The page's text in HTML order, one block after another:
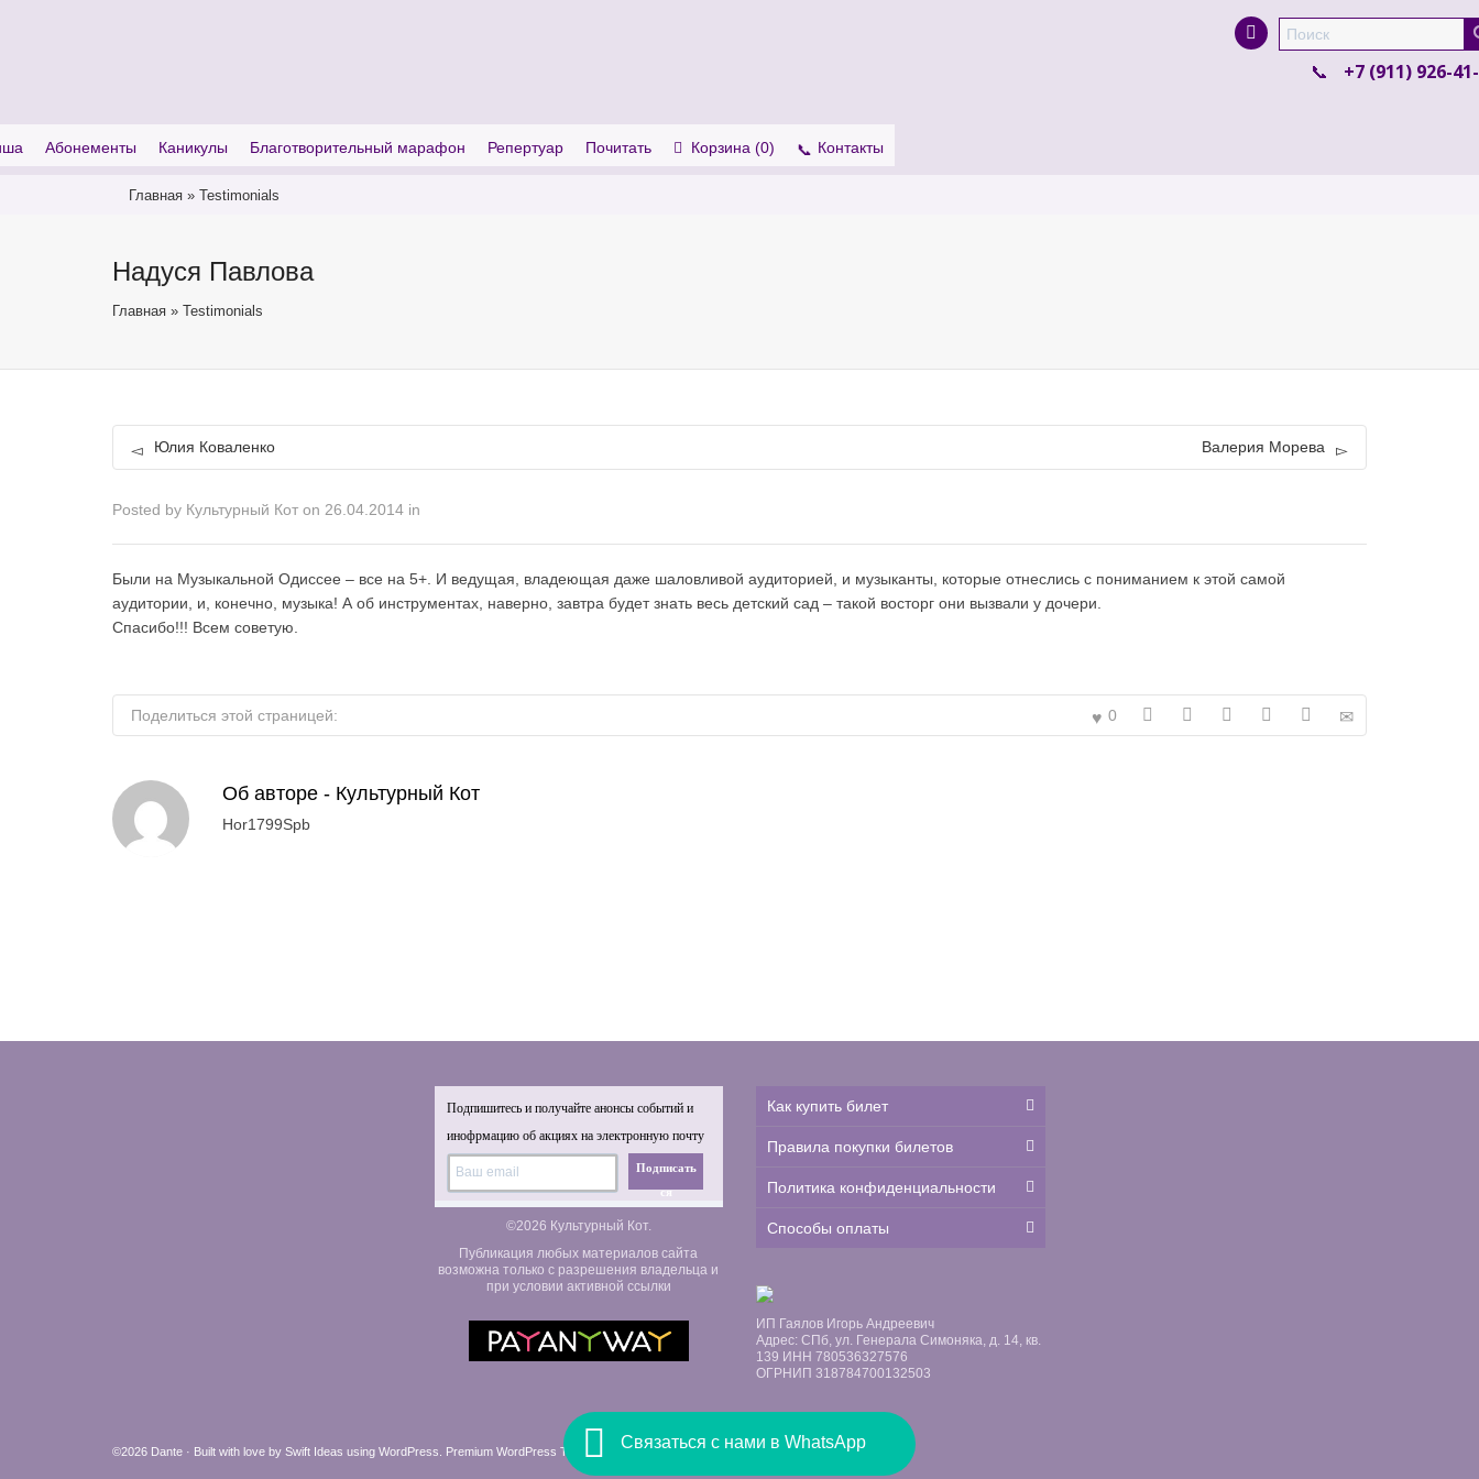
+7 (911) 926-
Абонементы Каникулы Благотворительный марафон Репертуар Почитать Корзина (0) Контакты
Главная » Testimonials
Связаться с нами в WhatsApp
Надуся Павлова
Главная » Testimonials
Юлия Коваленко Валерия Морева
Posted by Культурный Кот on 26.04.2014 in
Были на Музыкальной Одиссее – все на 5+. И ведущая, владеющая даже шаловливой аудиторией, и музыканты, которые отнеслись с пониманием к этой самой
аудитории, и, конечно, музыка! А об инструментах, наверно, завтра будет знать весь детский сад – такой восторг они вызвали у дочери.
Спасибо!!! Всем советую.
Поделиться этой страницей: 0
Об авторе - Культурный Кот
Hor1799Spb
Подпишитесь и получайте анонсы событий и
инофрмацию об акциях на электронную почту
Подписать
ся
©2026 Культурный Кот.
Публикация любых материалов сайта
возможна только с разрешения владельца и
при условии активной ссылки
Как купить билет
Правила покупки билетов
Политика конфиденциальности
Способы оплаты
ИП Гаялов Игорь Андреевич
Адрес: СПб, ул. Генерала Симоняка, д. 14, кв.
139 ИНН 780536327576
ОГРНИП 318784700132503
©2026 Dante · Built with love by Swift Ideas using WordPress Premium WordPress Themes by Swift Ideas